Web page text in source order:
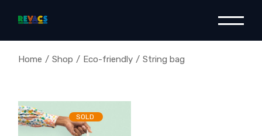
Home Shop Eco-friendly String bag
SOLD